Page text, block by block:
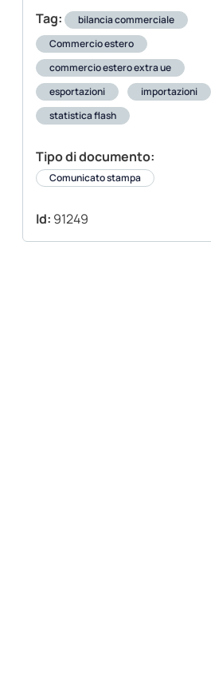
Tag:
bilancia commerciale
Commercio estero
commercio estero extra ue
esportazioni
importazioni
statistica flash
Tipo di documento:
Comunicato stampa
Id: 91249